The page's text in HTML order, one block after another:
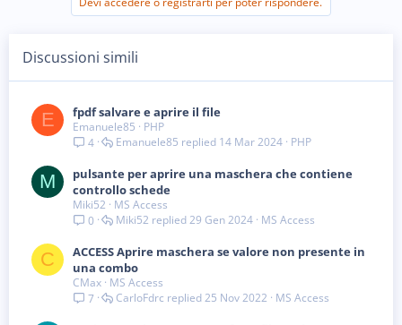
Discussioni simili
E fpdf salvare e aprire il file
Emanuele85
PHP
4
PHP
14 Mar 2024
Emanuele85
M
pulsante per aprire una maschera che contiene
controllo schede
Miki52
MS Access
0
MS Access
29 Gen 2024
Miki52
C
ACCESS Aprire maschera se valore non presente in
una combo
CMax MS Access
7
MS Access
25 Nov 2022
CarloFdrc